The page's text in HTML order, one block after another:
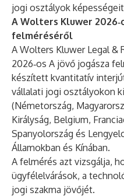
jogi osztályok
A Wolters Kluwer
felméréséről
A Wolters Kluwer Legal &
2026‑os A jövő jogásza
készített kvantitatív
vállalati jogi osztályokon
(Németország,
Királyság, Belgium,
Spanyolország és
Államokban és Kínában.
A felmérés azt vizsgálja,
ügyfélelvárások, a
jogi szakma jövőjét.